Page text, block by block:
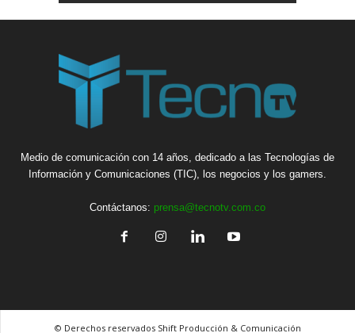
Medio de comunicación con 14 años, dedicado a las Tecnologías de
Información y Comunicaciones (TIC), los negocios y los gamers.
Contáctanos: prensa@tecnotv.com.co
© Derechos reservados Shift Producción & Comunicación